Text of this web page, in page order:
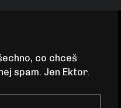
co chceš
spam. Jen Ektor.